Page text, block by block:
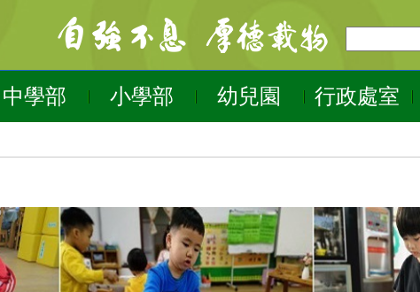
中學部 小學部 幼兒園 行政處室